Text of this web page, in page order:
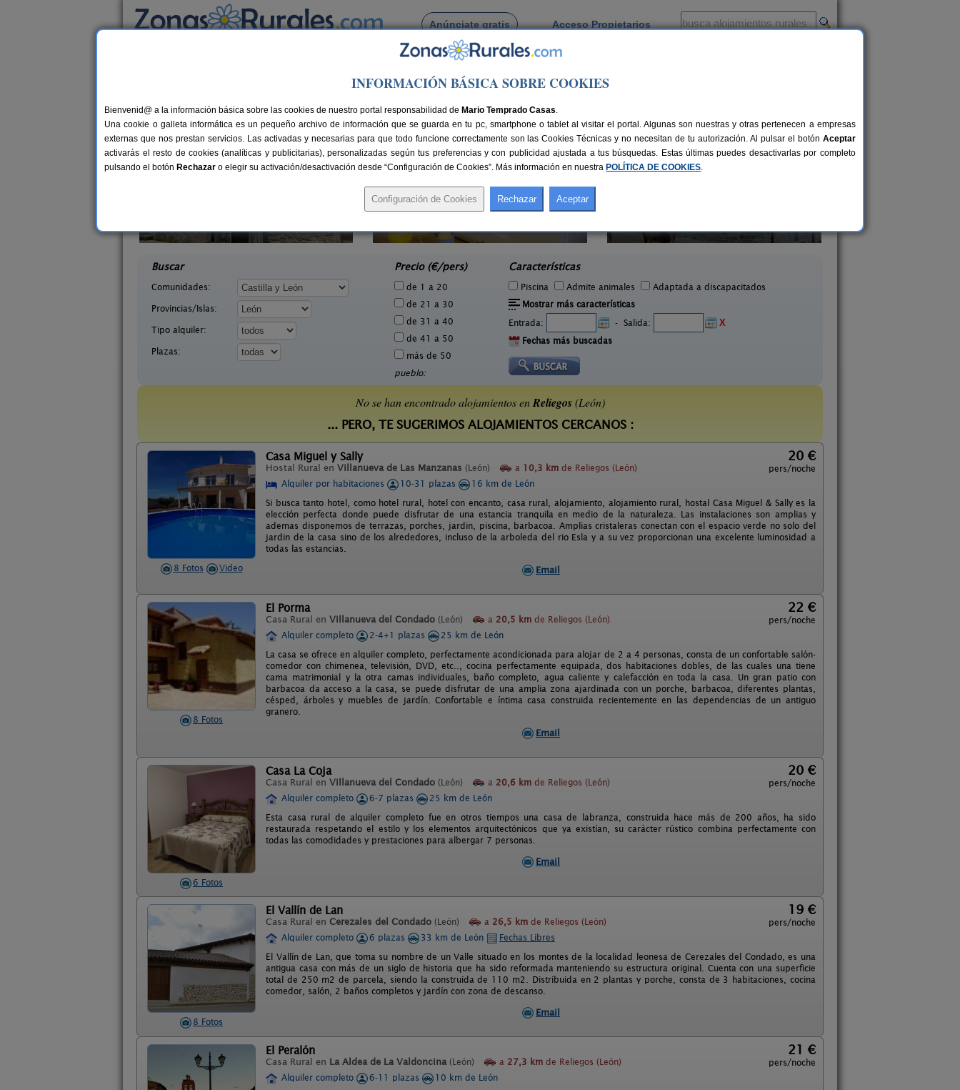
Anúnciate gratis Acceso Propietarios
Busca por pueblo
Casas Rurales cerca de Reliegos
36 €
CTR El Holandés Errante
Fresno de La
Buscar
Comunidades:
Provincias/Islas:
Tipo alquiler:
Plazas:
Precio (€/pers)
de 1 a 20
de 21 a 30
de 31 a 40
de 41 a 50
más de 50
pueblo:
Características
Piscina Admite animales
Adaptada a discapacitados
Mostrar más características
Entrada:
- Salida:
X
Fechas más buscadas
No se han encontrado alojamientos enReliegos(León)
... PERO, TE SUGERIMOS ALOJAMIENTOS CERCANOS :
8 Fotos Video
Casa Miguel y Sally
Hostal Rural en Villanueva de Las Manzanas (León) a 10,3 km de Reliegos (León)
20 €
pers/noche
Alquiler por habitaciones
10-31 plazas
16 km de León
Si busca tanto hotel, como hotel rural, hotel con encanto, casa rural, alojamiento, alojamiento rural, hostal Casa Miguel & Sally es la
elección perfecta donde puede disfrutar de una estancia tranquila en medio de la naturaleza. Las instalaciones son amplias y
ademas disponemos de terrazas, porches, jardin, piscina, barbacoa. Amplias cristaleras conectan con el espacio verde no solo del
jardin de la casa sino de los alrededores, incluso de la arboleda del rio Esla y a su vez proporcionan una excelente luminosidad a
todas las estancias.
Email
8 Fotos
El Porma
Casa Rural en Villanueva del Condado (León) a 20,5 km de Reliegos (León)
22 €
pers/noche
Alquiler completo
2-4+1 plazas
25 km de León
La casa se ofrece en alquiler completo, perfectamente acondicionada para alojar de 2 a 4 personas, consta de un confortable salón-
comedor con chimenea, televisión, DVD, etc.., cocina perfectamente equipada, dos habitaciones dobles, de las cuales una tiene
cama matrimonial y la otra camas individuales, baño completo, agua caliente y calefacción en toda la casa. Un gran patio con
barbacoa da acceso a la casa, se puede disfrutar de una amplia zona ajardinada con un porche, barbacoa, diferentes plantas,
césped, árboles y muebles de jardín. Confortable e íntima casa construida recientemente en las dependencias de un antiguo
granero.
Email
6 Fotos
Casa La Coja
Casa Rural en Villanueva del Condado (León) a 20,6 km de Reliegos (León)
20 €
pers/noche
Alquiler completo
6-7 plazas
25 km de León
Esta casa rural de alquiler completo fue en otros tiempos una casa de labranza, construida hace más de 200 años, ha sido
restaurada respetando el estilo y los elementos arquitectónicos que ya existían, su carácter rústico combina perfectamente con
todas las comodidades y prestaciones para albergar 7 personas.
Email
8 Fotos
El Vallín de Lan
Casa Rural en Cerezales del Condado (León) a 26,5 km de Reliegos (León)
19 €
pers/noche
Alquiler completo
6 plazas 33 km de León
Fechas Libres
El Vallín de Lan, que toma su nombre de un Valle situado en los montes de la localidad leonesa de Cerezales del Condado, es una
antigua casa con más de un siglo de historia que ha sido reformada manteniendo su estructura original. Cuenta con una superficie
total de 250 m2 de parcela, siendo la construida de 110 m2. Distribuida en 2 plantas y porche, consta de 3 habitaciones, cocina
comedor, salón, 2 baños completos y jardín con zona de descanso.
Email
El Peralón
Casa Rural en La Aldea de La Valdoncina (León) a 27,3 km de Reliegos (León)
21 €
pers/noche
Alquiler completo
6-11 plazas
10 km de León
INFORMACIÓN BÁSICA SOBRE COOKIES
Bienvenid@ a la información básica sobre las cookies de nuestro portal responsabilidad de Mario Temprado Casas.
Una cookie o galleta informática es un pequeño archivo de información que se guarda en tu pc, smartphone o tablet al visitar el portal. Algunas son nuestras y otras pertenecen a empresas
externas que nos prestan servicios. Las activadas y necesarias para que todo funcione correctamente son las Cookies Técnicas y no necesitan de tu autorización. Al pulsar el botón Aceptar
activarás el resto de cookies (analíticas y publicitarias), personalizadas según tus preferencias y con publicidad ajustada a tus búsquedas. Estas últimas puedes desactivarlas por completo
pulsando el botón Rechazar o elegir su activación/desactivación desde “Configuración de Cookies”. Más información en nuestra POLÍTICA DE COOKIES.